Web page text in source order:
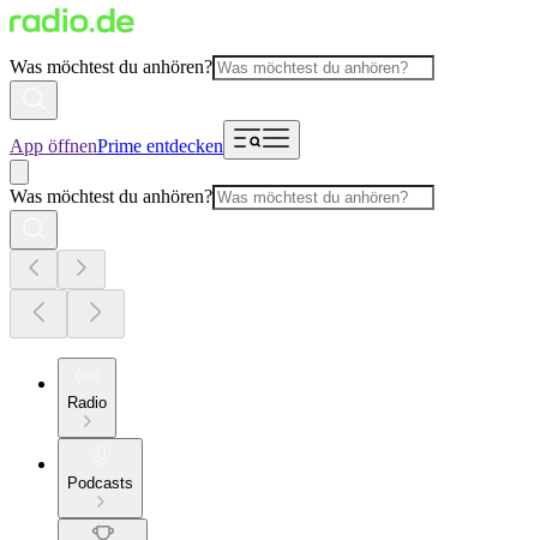
Was möchtest du anhören?
App öffnenPrime entdecken
Was möchtest du anhören?
Radio
Podcasts